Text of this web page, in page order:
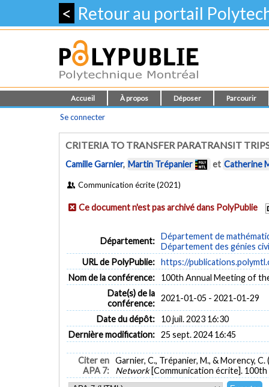
< Retour au portail
Accueil À propos Déposer Parcourir
Se connecter
CRITERIA TO TRANSFER PARATRANSIT
Camille Garnier, Martin Trépanier et Catherine
Communication écrite (2021)
Ce document n'est pas archivé dans PolyPublie
Département: Département de
Département des génies
URL de PolyPublie: https://
Nom de la conférence:
100th Annual Meeting of
Date(s) de la
conférence:
2021-01-05 - 2021-01-29
Date du dépôt:
10 juil. 2023 16:30
Dernière modification: 25 sept. 2024 16:45
Citer en
APA 7:
Garnier, C., Trépanier, M., & Morency,
Network [Communication écrite].